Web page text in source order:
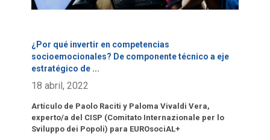
¿Por qué invertir en competencias
socioemocionales? De componente técnico a eje
estratégico de ...
18 abril, 2022
Artículo de Paolo Raciti y Paloma Vivaldi Vera,
experto/a del CISP (Comitato Internazionale per lo
Sviluppo dei Popoli) para EUROsociAL+